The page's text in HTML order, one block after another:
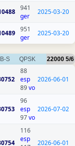
941
ger
2025-03-20
951
ger
2025-03-20
S QPSK 22000 5/6
88
esp
89vo
2026-06-01
96
esp
97vo
2026-07-02
116
esp
2026-06-01